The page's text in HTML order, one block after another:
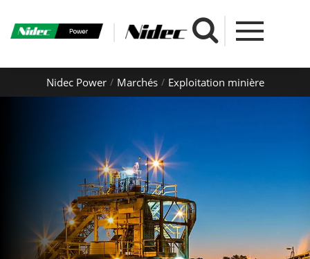
Nidec Power Marchés Exploitation minière